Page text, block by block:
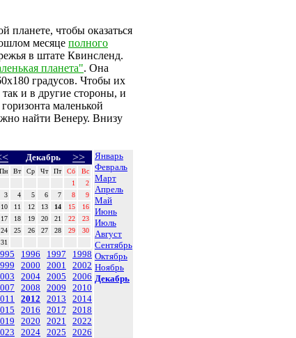
планете, чтобы оказаться
месяце полного
в штате Квинсленд.
планета". Она
градусов. Чтобы их
и в другие стороны, и
маленькой
найти Венеру. Внизу
Декабрь >>
Пн Вт Ср Чт Пт Сб
Вс
1
2
3
4 5 6 7 8
9
10
11 12 13 14 15
16
17
18 19 20 21 22
23
24
25 26 27 28 29
30
31
1996 1997
1998
2000 2001
2002
2004 2005
2006
2008 2009
2010
2012 2013
2014
2016 2017
2018
2020 2021
2022
2024 2025 2026
Январь
Февраль
Март
Апрель
Май
Июнь
Июль
Август
Сентябрь
Октябрь
Ноябрь
Декабрь